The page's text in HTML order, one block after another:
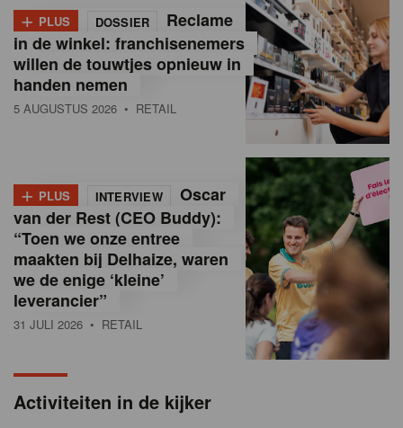
g
ë
e
a
n
e
+ PLUS DOSSIER
Reclame
in de winkel: franchisenemers
willen de touwtjes opnieuw in
handen nemen
5 AUGUSTUS 2026 • RETAIL
+ PLUS INTERVIEW
Oscar
van der Rest (CEO Buddy):
“Toen we onze entree
maakten bij Delhaize, waren
we de enige ‘kleine’
leverancier”
31 JULI 2026 • RETAIL
Activiteiten in de kijker